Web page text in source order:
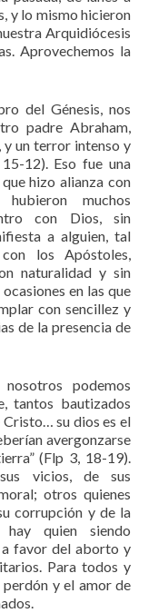
y lo mismo hicieron
Arquidiócesis
Aprovechemos la
del Génesis, nos
padre Abraham,
y un terror intenso y
12). Eso fue una
hizo alianza con
muchos
con Dios, sin
a alguien, tal
los Apóstoles,
naturalidad y sin
en las que
con sencillez y
de la presencia de
podemos
tantos bautizados
Cristo… su dios es el
avergonzarse
(Flp 3, 18-19).
vicios, de sus
otros quienes
corrupción y de la
hay quien siendo
a favor del aborto y
Para todos y
y el amor de